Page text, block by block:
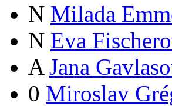
N Milada
N Eva
A Jana
0 Miroslav